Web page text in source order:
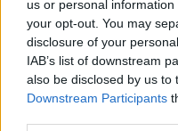
us or personal
your opt-out. You may
disclosure of your
IAB’s list of downstream
also be disclosed by us to
Downstream Participants